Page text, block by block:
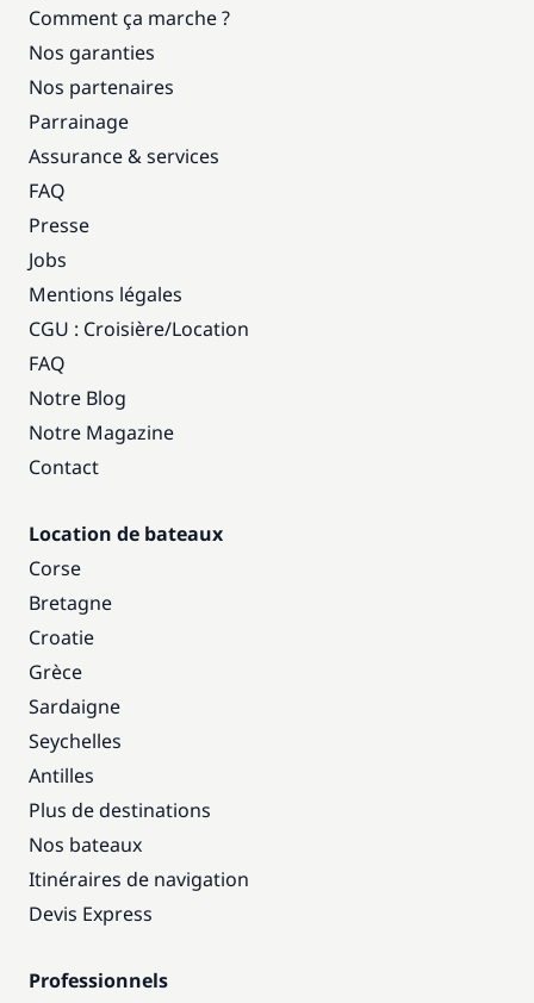
Comment ça marche ?
Nos garanties
Nos partenaires
Parrainage
Assurance & services
FAQ
Presse
Jobs
Mentions légales
CGU : Croisière/Location
FAQ
Notre Blog
Notre Magazine
Contact
Location de bateaux
Corse
Bretagne
Croatie
Grèce
Sardaigne
Seychelles
Antilles
Plus de destinations
Nos bateaux
Itinéraires de navigation
Devis Express
Professionnels